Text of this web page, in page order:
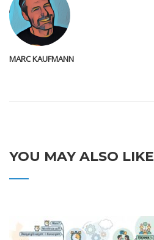
MARC KAUFMANN
YOU MAY ALSO LIKE